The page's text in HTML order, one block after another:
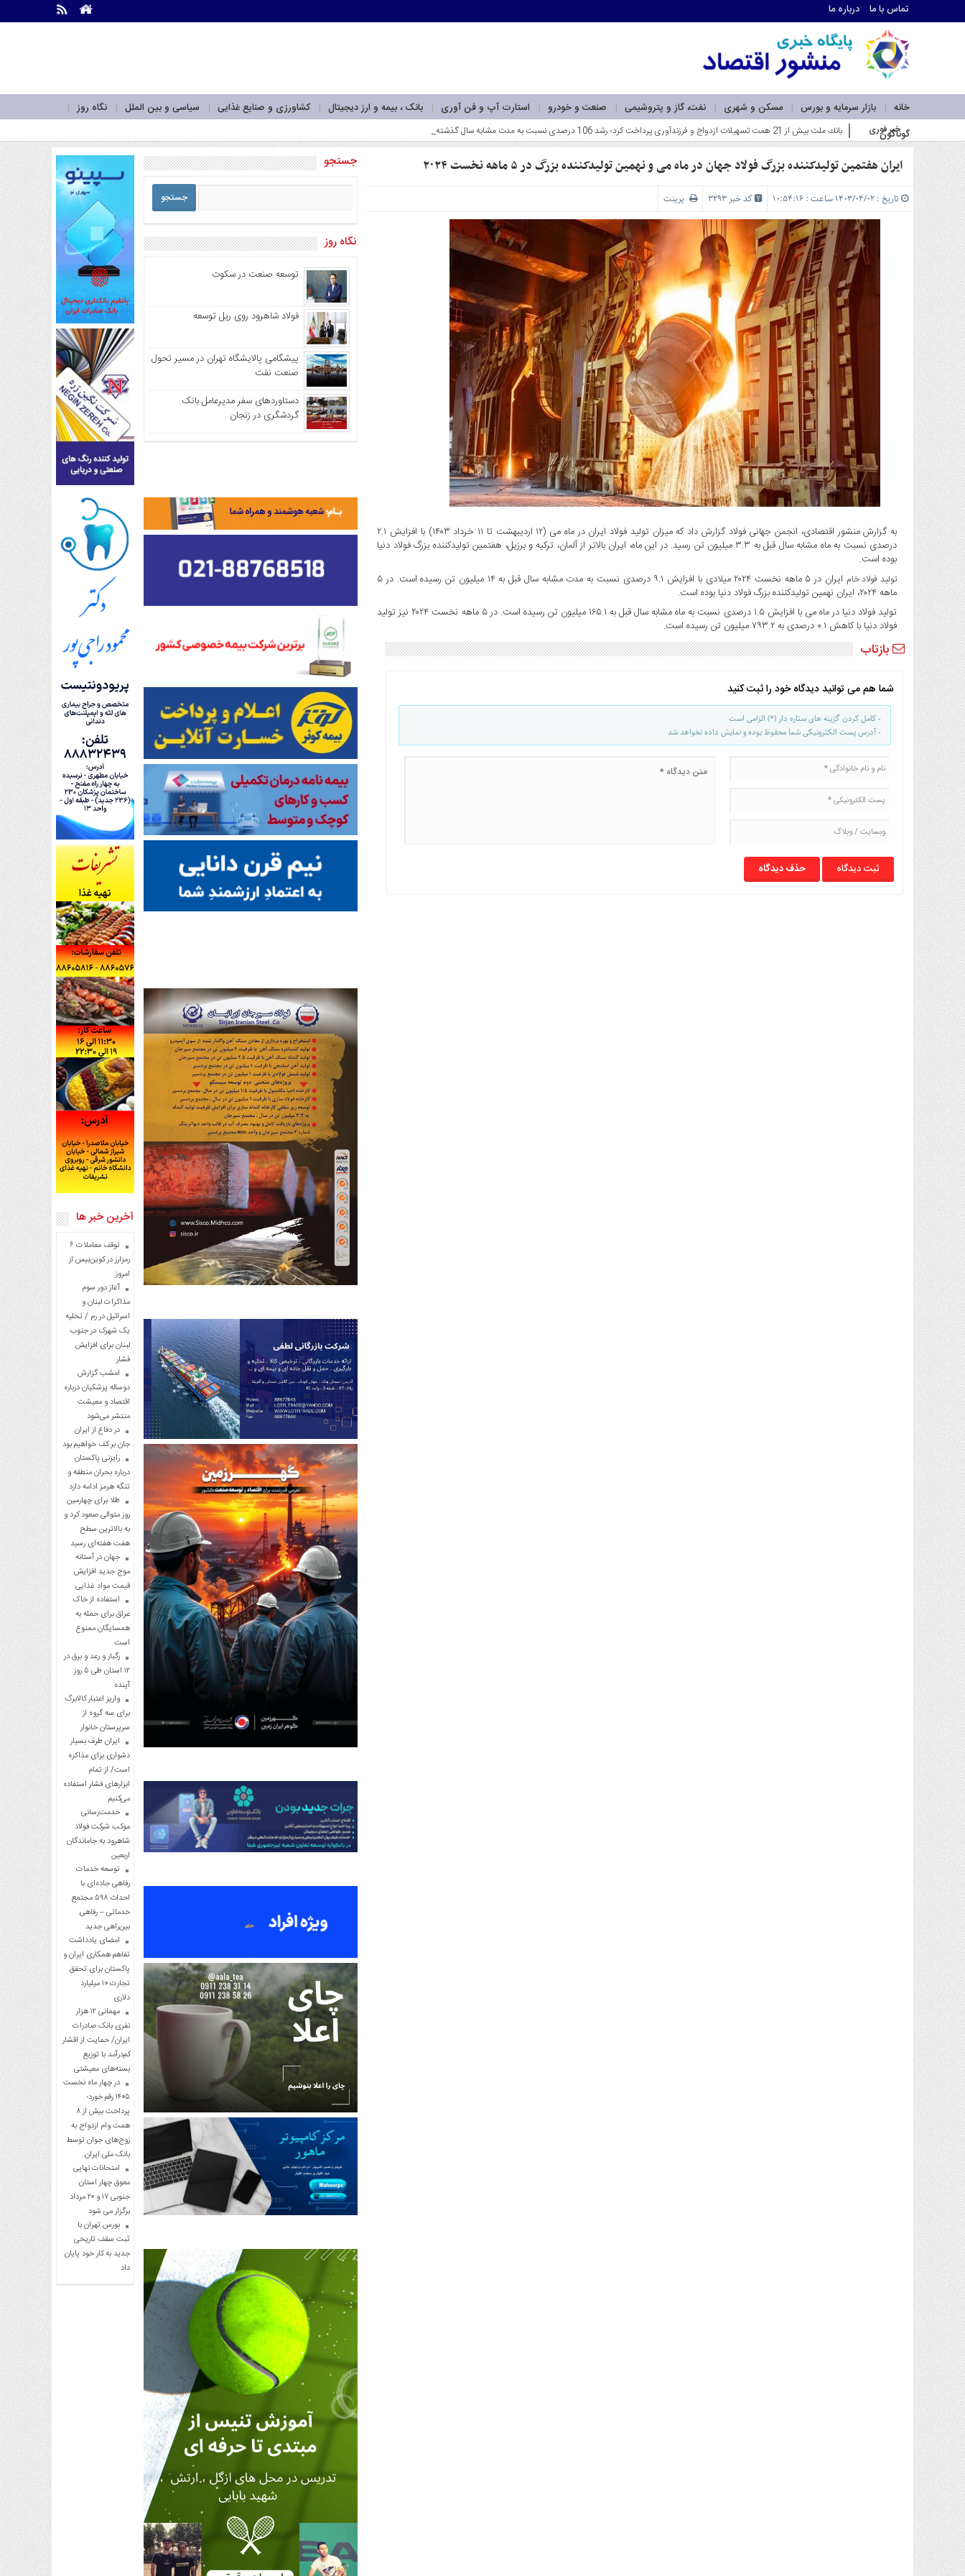
تماس با ما درباره ما
خانه بازار سرمایه و بورس مسکن و شهری نفت، گاز و پتروشیمی صنعت و خودرو استارت آپ و فن آوری بانک ، بیمه و ارز دیجیتال کشاورزی و صنایع غذایی سیاسی و بین الملل
نگاه روز
گوناگون
ما
درباره
سرویس
ها
خانه
بازار
سرمایه
و
بورس
مسکن
و
شهری
نفت،
گاز
و
پتروشیمی
صنعت
و
خودرو
استارت
آپ
و
فن
آوری
بانک
،
بیمه
و
ارز
دیجیتال
کشاورزی
و
صنایع
غذایی
سیاسی
و
بین
الملل
نگاه
روز
گوناگون
خبر فوری فاز اول نیروگاه خورشیدی بهبهان فولاد _
ایران هفتمین تولیدکننده بزرگ فولاد جهان در ماه می و نهمین تولیدکننده بزرگ در ۵ ماهه نخست ۲۰۲۴
تاریخ : ۱۴۰۳/۰۴/۰۲ ساعت : ۱۰:۵۴:۱۶ کد خبر 3293 پرینت
به گزارش منشور اقتصادی، انجمن جهانی فولاد گزارش داد که میزان تولید فولاد ایران در ماه می (۱۲ اردیبهشت تا ۱۱ خرداد ۱۴۰۳) با افزایش ۲.۱
درصدی نسبت به ماه مشابه سال قبل به ۳.۳ میلیون تن رسید. در این ماه، ایران بالاتر از آلمان، ترکیه و برزیل، هفتمین تولیدکننده بزرگ فولاد دنیا
بوده است.
تولید فولاد خام
ایران در ۵ ماهه نخست ۲۰۲۴ میلادی با افزایش ۹.۱ درصدی نسبت به مدت مشابه سال قبل به ۱۴ میلیون تن رسیده است. در ۵
ماهه ۲۰۲۴، ایران نهمین تولیدکننده بزرگ فولاد دنیا بوده است.
تولید فولاد دنیا در ماه می با افزایش ۱.۵ درصدی نسبت به ماه مشابه سال قبل به ۱۶۵.۱ میلیون تن رسیده است. در ۵ ماهه نخست ۲۰۲۴ نیز تولید
فولاد دنیا با کاهش ۰.۱ درصدی به ۷۹۳.۲ میلیون تن رسیده است.
بازتاب
شما هم می توانید دیدگاه خود را ثبت کنید
- کامل کردن گزینه های ستاره دار (*) الزامی است
- آدرس پست الکترونیکی شما محفوظ بوده و نمایش داده نخواهد شد
حذف دیدگاه
جستجو
نگاه روز
توسعه صنعت در سکوت
فولاد شاهرود روی ریل توسعه
پیشگامی پالایشگاه تهران در مسیر تحول
صنعت نفت
دستاوردهای سفر مدیرعامل بانک
گردشگری در زنجان
آخرین خبر ها
توقف معاملات ۶
رمزارز در کوین‌بیس از
امروز
آغاز دور سوم
مذاکرات لبنان و
اسرائیل در رم / تخلیه
یک شهرک در جنوب
لبنان برای افزایش
فشار
امشب گزارش
دوساله پزشکیان درباره
اقتصاد و معیشت
منتشر می‌شود
در دفاع از ایران
جان بر کف خواهیم بود
رایزنی پاکستان
درباره بحران منطقه و
تنگه هرمز ادامه دارد
طلا برای چهارمین
روز متوالی صعود کرد و
به بالاترین سطح
هفت هفته‌ای رسید
جهان در آستانه
موج جدید افزایش
قیمت مواد غذایی
استفاده از خاک
عراق برای حمله به
همسایگان ممنوع
است
رگبار و رعد و برق در
۱۲ استان طی ۵ روز
آینده
واریز اعتبار کالابرگ
برای سه گروه از
سرپرستان خانوار
ایران طرف بسیار
دشواری برای مذاکره
است/ از تمام
ابزارهای فشار استفاده
می‌کنیم
خدمت‌رسانی
موکب شرکت فولاد
شاهرود به جاماندگان
اربعین
توسعه خدمات
رفاهی جاده‌ای با
احداث ۵۹۸ مجتمع
خدماتی – رفاهی
بین‌راهی جدید
امضای یادداشت
تفاهم همکاری ایران و
پاکستان برای تحقق
تجارت ۱۰ میلیارد
دلاری
مهمانی ۱۲ هزار
نفری بانک صادرات
ایران/ حمایت از اقشار
کم‌درآمد با توزیع
بسته‌های معیشتی
در چهار ماه نخست
۱۴۰۵ رقم خورد؛
پرداخت بیش از ۸
همت وام ازدواج به
زوج‌های جوان توسط
بانک ملی ایران
امتحانات نهایی
معوق چهار استان
جنوبی ۱۷ و ۲۰ مرداد
برگزار می شود
بورس تهران با
ثبت سقف تاریخی
جدید به کار خود پایان
داد